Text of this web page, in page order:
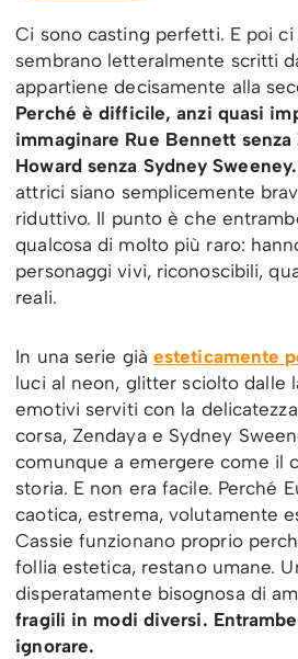
Ci sono casting perfetti. E poi
sembrano letteralmente scritti
appartiene decisamente alla
Perché è difficile, anzi quasi
immaginare Rue Bennett senza
Howard senza Sydney Sweeney.
attrici siano semplicemente
riduttivo. Il punto è che
qualcosa di molto più raro:
personaggi vivi, riconoscibili,
reali.
In una serie già esteticamente
luci al neon, glitter sciolto dalle
emotivi serviti con la
corsa, Zendaya e Sydney
comunque a emergere come il
storia. E non era facile. Perché
caotica, estrema, volutamente
Cassie funzionano proprio
follia estetica, restano umane.
disperatamente bisognosa di
fragili in modi diversi.
ignorare.